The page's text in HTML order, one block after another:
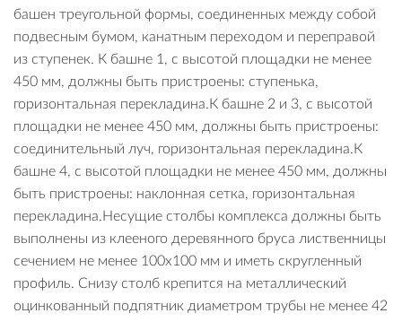
башен треугольной формы, соединенных между собой
подвесным бумом, канатным переходом и переправой
из ступенек. К башне 1, с высотой площадки не менее
450 мм, должны быть пристроены: ступенька,
горизонтальная перекладина.К башне 2 и 3, с высотой
площадки не менее 450 мм, должны быть пристроены:
соединительный луч, горизонтальная перекладина.К
башне 4, с высотой площадки не менее 450 мм, должны
быть пристроены: наклонная сетка, горизонтальная
перекладина.Несущие столбы комплекса должны быть
выполнены из клееного деревянного бруса лиственницы
сечением не менее 100х100 мм и иметь скругленный
профиль. Снизу столб крепится на металлический
оцинкованный подпятник диаметром трубы не менее 42